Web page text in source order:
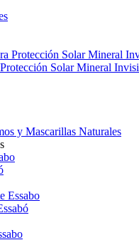
Solar Mineral
y Mascarillas Naturales